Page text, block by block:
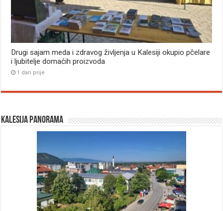
Drugi sajam meda i zdravog življenja u Kalesiji okupio pčelare
i ljubitelje domaćih proizvoda
1 dan prije
Kalesija panorama